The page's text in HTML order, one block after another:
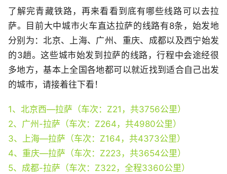
了解完青藏铁路，再来看看到底有哪些线路可以去拉
萨。目前大中城市火车直达拉萨的线路有8条，始发地
分别为：北京、上海、广州、重庆、成都以及西宁始发
的3趟。这些城市始发到拉萨的线路，行程中会途经很
多地方，基本上全国各地都可以就近找到适合自己出发
的城市，请接着往下看！
1、北京西—拉萨（车次：Z21，共3756公里）
2、广州-拉萨（车次：Z264，共4980公里）
3、上海—拉萨（车次：Z164，共4373公里）
4、重庆—拉萨（车次：Z223，共3654公里）
5、成都-拉萨（车次：Z322，全程3360公里）